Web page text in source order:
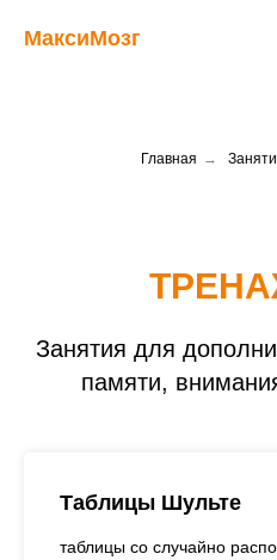
МаксиМозг
Главная →
Занятия для
памяти,
Таблицы Шульте
таблицы со случайно